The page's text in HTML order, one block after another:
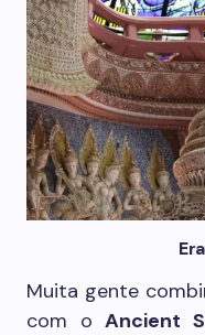
Muita gente
com oAncient